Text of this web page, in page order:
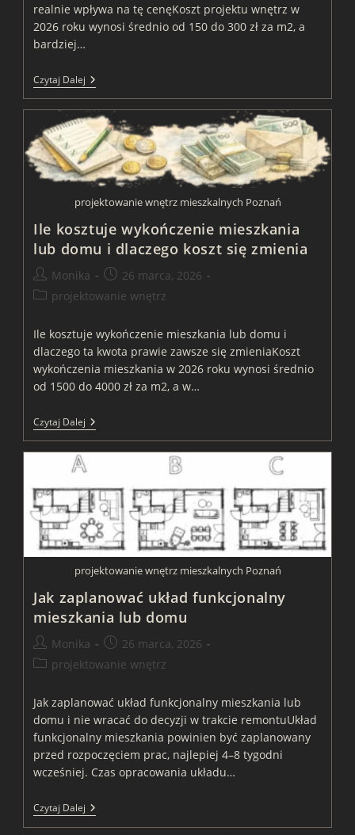
realnie wpływa na tę cenęKoszt projektu wnętrz w
2026 roku wynosi średnio od 150 do 300 zł za m2, a
bardziej…
Czytaj Dalej Ile
Kosztuje
Wnętrz
I
Od
Czego
Naprawdę
Zależy
Cena
projektowanie wnętrz mieszkalnych Poznań
Ile kosztuje wykończenie mieszkania
lub domu i dlaczego koszt się zmienia
Post
author:
Monika
Post
published:
26 marca, 2026
Postprojektowanie wnętrz
Ile kosztuje wykończenie mieszkania lub domu i
dlaczego ta kwota prawie zawsze się zmieniaKoszt
wykończenia mieszkania w 2026 roku wynosi średnio
od 1500 do 4000 zł za m2, a w…
Czytaj Dalej Ile
Kosztuje
Lub
Domu
I
Dlaczego
Koszt
Się
Zmienia
projektowanie wnętrz mieszkalnych Poznań
Jak zaplanować układ funkcjonalny
mieszkania lub domu
Post
author:
Monika
Post
published:
26 marca, 2026
Postprojektowanie wnętrz
Jak zaplanować układ funkcjonalny mieszkania lub
domu i nie wracać do decyzji w trakcie remontuUkład
funkcjonalny mieszkania powinien być zaplanowany
przed rozpoczęciem prac, najlepiej 4–8 tygodni
wcześniej. Czas opracowania układu…
Czytaj Dalej Jak
Zaplanować